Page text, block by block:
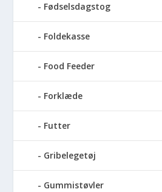
Fødselsdagstog
Foldekasse
Food Feeder
Forklæde
Futter
Gribelegetøj
Gummistøvler